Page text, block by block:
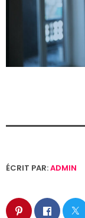
ÉCRIT PAR:ADMIN